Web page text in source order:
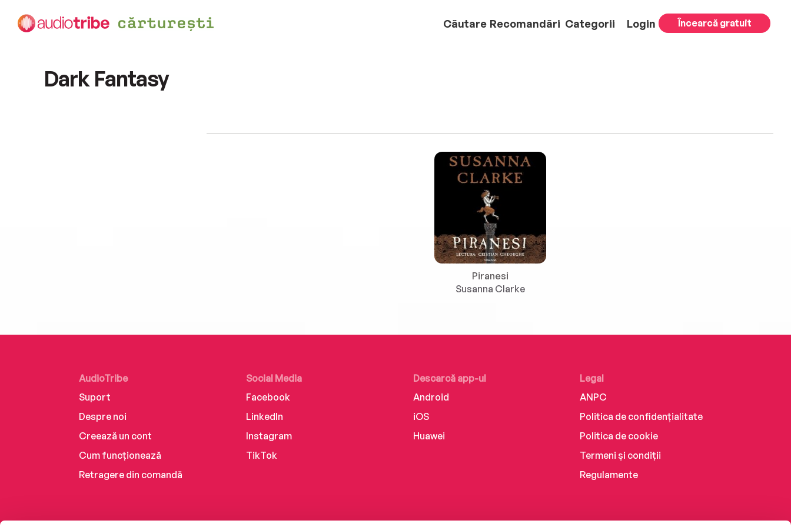
Căutare Recomandări Categorii Login Încearcă gratuit
Dark Fantasy
Piranesi
Susanna Clarke
AudioTribe
Suport
Despre noi
Creează un cont
Cum funcționează
Retragere din comandă
Social Media
Facebook
LinkedIn
Instagram
TikTok
Descarcă app-ul
Android
iOS
Huawei
Legal
ANPC
Politica de confidențialitate
Politica de cookie
Termeni și condiții
Regulamente